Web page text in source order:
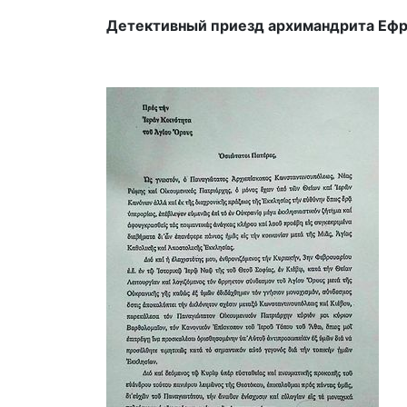
Детективный приезд архимандрита